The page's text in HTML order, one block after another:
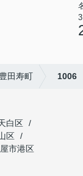
田寿町 1006
白区
区
市港区